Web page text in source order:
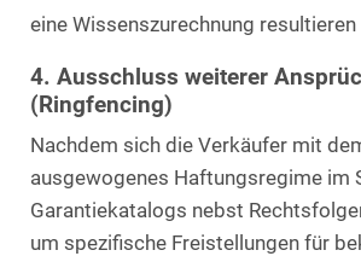
eine Wissenszurechnung resultieren
4. Ausschluss weiterer
(Ringfencing)
Nachdem sich die Verkäufer mit
ausgewogenes Haftungsregime im
Garantiekatalogs nebst
um spezifische Freistellungen für